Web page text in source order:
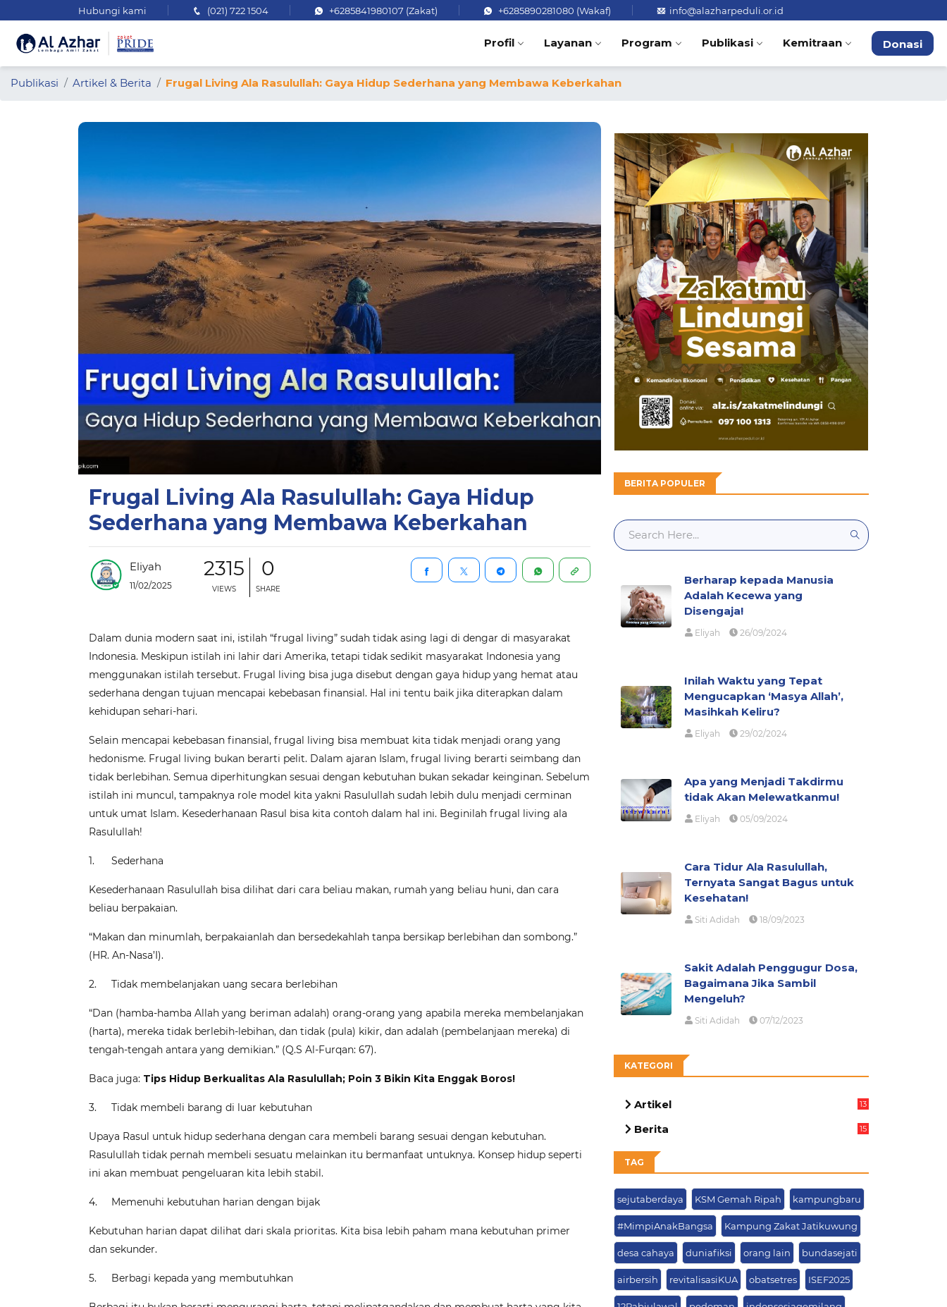
Hubungi kami (021) 722 1504 +6285841980107 (Zakat) +6285890281080 (Wakaf) info@alazharpeduli.or.id
Profil Layanan Program Publikasi Kemitraan Donasi
Publikasi Artikel & Berita Frugal Living Ala Rasulullah: Gaya Hidup Sederhana yang Membawa Keberkahan
Frugal Living Ala Rasulullah: Gaya Hidup
Sederhana yang Membawa Keberkahan
Eliyah
11/02/2025
2315
VIEWS
0
SHARE
Dalam dunia modern saat ini, istilah “frugal living” sudah tidak asing lagi di dengar di masyarakat
Indonesia. Meskipun istilah ini lahir dari Amerika, tetapi tidak sedikit masyarakat Indonesia yang
menggunakan istilah tersebut. Frugal living bisa juga disebut dengan gaya hidup yang hemat atau
sederhana dengan tujuan mencapai kebebasan finansial. Hal ini tentu baik jika diterapkan dalam
kehidupan sehari-hari.
Selain mencapai kebebasan finansial, frugal living bisa membuat kita tidak menjadi orang yang
hedonisme. Frugal living bukan berarti pelit. Dalam ajaran Islam, frugal living berarti seimbang dan
tidak berlebihan. Semua diperhitungkan sesuai dengan kebutuhan bukan sekadar keinginan. Sebelum
istilah ini muncul, tampaknya role model kita yakni Rasulullah sudah lebih dulu menjadi cerminan
untuk umat Islam. Kesederhanaan Rasul bisa kita contoh dalam hal ini. Beginilah frugal living ala
Rasulullah!
1. Sederhana
Kesederhanaan Rasulullah bisa dilihat dari cara beliau makan, rumah yang beliau huni, dan cara
beliau berpakaian.
“Makan dan minumlah, berpakaianlah dan bersedekahlah tanpa bersikap berlebihan dan sombong.”
(HR. An-Nasa’I).
2. Tidak membelanjakan uang secara berlebihan
“Dan (hamba-hamba Allah yang beriman adalah) orang-orang yang apabila mereka membelanjakan
(harta), mereka tidak berlebih-lebihan, dan tidak (pula) kikir, dan adalah (pembelanjaan mereka) di
tengah-tengah antara yang demikian.” (Q.S Al-Furqan: 67).
Baca juga: Tips Hidup Berkualitas Ala Rasulullah; Poin 3 Bikin Kita Enggak Boros!
3. Tidak membeli barang di luar kebutuhan
Upaya Rasul untuk hidup sederhana dengan cara membeli barang sesuai dengan kebutuhan.
Rasulullah tidak pernah membeli sesuatu melainkan itu bermanfaat untuknya. Konsep hidup seperti
ini akan membuat pengeluaran kita lebih stabil.
4. Memenuhi kebutuhan harian dengan bijak
Kebutuhan harian dapat dilihat dari skala prioritas. Kita bisa lebih paham mana kebutuhan primer
dan sekunder.
5. Berbagi kepada yang membutuhkan
BERITA POPULER
Berharap kepada Manusia
Adalah Kecewa yang
Disengaja!
Eliyah 26/09/2024
Inilah Waktu yang Tepat
Mengucapkan ‘Masya Allah’,
Masihkah Keliru?
Eliyah 29/02/2024
Apa yang Menjadi Takdirmu
tidak Akan Melewatkanmu!
Eliyah 05/09/2024
Cara Tidur Ala Rasulullah,
Ternyata Sangat Bagus untuk
Kesehatan!
Siti Adidah 18/09/2023
Sakit Adalah Penggugur Dosa,
Bagaimana Jika Sambil
Mengeluh?
Siti Adidah 07/12/2023
KATEGORI
Artikel
13
Berita
15
TAG
sejutaberdaya KSM Gemah Ripah kampungbaru
#MimpiAnakBangsa Kampung Zakat Jatikuwung
desa cahaya duniafiksi orang lain bundasejati
airbersih revitalisasiKUA obatsetres ISEF2025